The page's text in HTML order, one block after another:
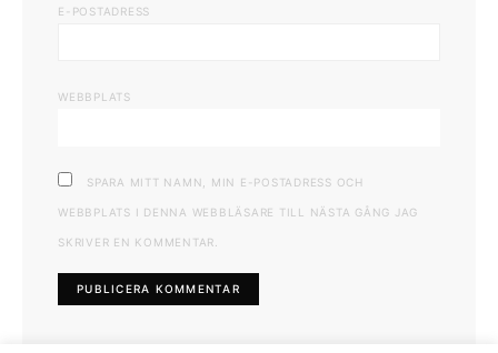
E-POSTADRESS
WEBBPLATS
SPARA MITT NAMN, MIN E-POSTADRESS OCH
WEBBPLATS I DENNA WEBBLÄSARE TILL NÄSTA GÅNG JAG
SKRIVER EN KOMMENTAR.